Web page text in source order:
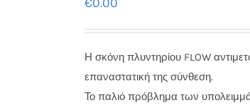
Η σκόνη πλυντηρίου FLOW
επαναστατική της σύνθεση.
Το παλιό πρόβλημα των